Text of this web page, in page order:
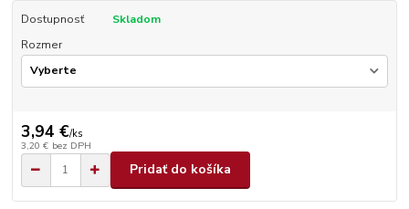
Dostupnosť
Skladom
Rozmer
3,94 €/ks
3,20 € bez DPH
Pridať do košíka